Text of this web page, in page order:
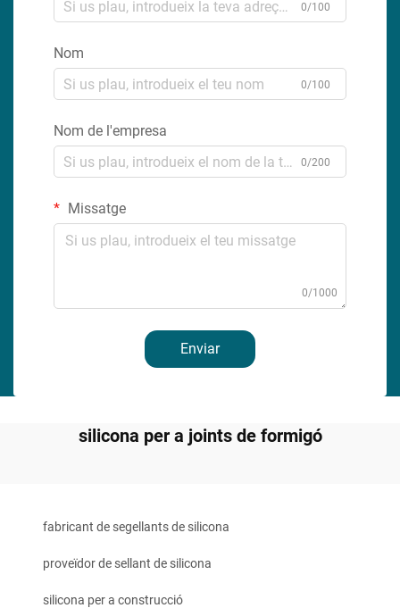
0/100
Nom
0/100
Nom de l'empresa
0/200
Missatge
0/1000
Enviar
silicona per a joints de formigó
fabricant de segellants de silicona
proveïdor de sellant de silicona
silicona per a construcció